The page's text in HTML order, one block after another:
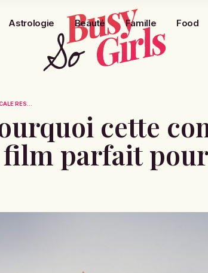
Astrologie Beauté Famille Food
RES...
cette
parfait